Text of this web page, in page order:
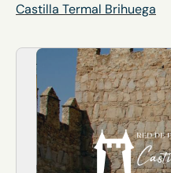
Castilla Termal Brihuega